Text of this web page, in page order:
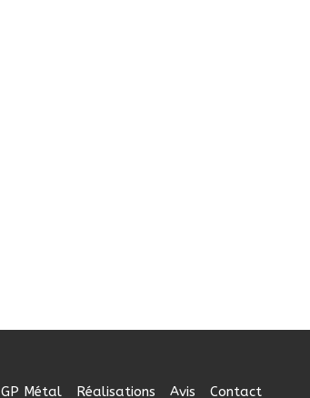
GP Métal Réalisations Avis Contact